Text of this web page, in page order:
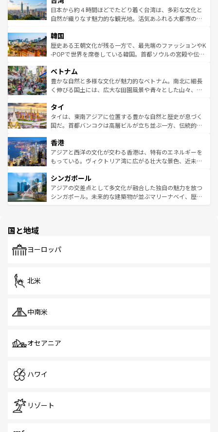
情報はコンテンツ一覧を参照してほしい。
人々、おいしいローカルフードやハワイアンミュージッ
ク、伝統的なフラダンスなど、すべてがハワイの魅力を彩
ワイを、存分に味わってほしい。 なお、新着のハワイ情報
はコンテンツ一覧を参照してほしい。
ク）、タスマニアの美しい原生林やケアンズの熱帯雨林な
ど、見どころがたくさん。また、カフェやワイン、オージ
いる。アクティビティも充実しており、サーフィンやダイ
ビング、ハイキングなど、アウトドア好きにはたまらな
い。オーストラリアの多彩な魅力を存分に味わいつくそ
参照してほしい。
日本から約４時間ほどでたどり着く台湾は、多彩な文化と
自然が織りなす魅力的な観光地。活気あふれる大都市の台
ン）、静ひつな山岳地帯である台湾東部など、都市の喧騒
と山間の静けさが共存しており、訪れる人に新しい発見と
驚きをもたらしてくれる。また、奥深い台湾の食文化も魅
容にもいいと評判のスイーツなど、バラエティ豊かな料理
が味わえる。 なお、新着の台湾情報は コンテンツ一覧を参
照してほしい。
韓国
歴史ある王朝文化が残る一方で、最先端のファッションやK
-POPで世界を席巻している韓国。首都ソウルの宮殿や伝統
き、地方に足を延ばせば四季折々の自然美を楽しむことが
できる。そして、キムチや焼肉、絶品のストリートフード
まで、さまざまな韓国料理が待っている。夜には、韓国な
リティに包まれながら、韓国の多彩な魅力を心ゆくまで味
わってみてほしい。 なお、新着の韓国情報はコンテンツ一
覧を参照してほしい。
ベトナム
豊かな自然と多様な文化が魅力的なベトナム。南北に細長
く伸びる国土には、広大な田園風景や青々とした山々、世
急速な発展と共に伝統が息づく。ハノイの古い町並みやホ
ーチミン市のフランス統治時代の建物も、独特の雰囲気を
醸し出している。また、バラエティの豊かさとおいしさで
とつ。フォーやバインミー、ベトナムコーヒーなどは、ぜ
ひ現地で味わいたい。どの地域を訪れてもあたたかい人々
が旅行者を迎えてくれるので、きっと忘れられない旅にな
参照してほしい。
タイ
タイは、東南アジアに位置する豊かな自然と歴史が息づく
国だ。首都バンコクは高層ビルが立ち並ぶ一方、伝統的な
の活気が交差している。北部ではチェンマイなどの山岳地
帯で自然と触れ合い、南部ではプーケットやクラビの美し
いビーチでリゾート気分を楽しむことができる。タイ料理
激する。気候は一年中温暖で、どの季節にも異なる楽しみ
が待っている。親しみやすいタイの人々、仏教を中心とし
た文化、そして多様な観光資源が、訪れる旅人を魅了し続
香港
アジアと西洋の文化が交わる香港は、特有のエネルギーを
もっている。ヴィクトリア湾に広がる壮大な景色、近未来
み、どこを訪れても感動するはず。観光スポットが密集し
ており、効率よく見どころを回れるのも魅力。息をのむよ
うな絶景から文化的な体験まで、香港を存分に楽しみ尽く
シンガポール
アジアの交差点として多文化が融合した独自の魅力を放つ
シンガポール。未来的な建築物が並ぶマリーナベイ、歴史
で、ホーカーズは地元の風情を楽しめる外せないスポット
国と地域
ヨーロッパ
北米
中南米
オセアニア
ハワイ
リゾート